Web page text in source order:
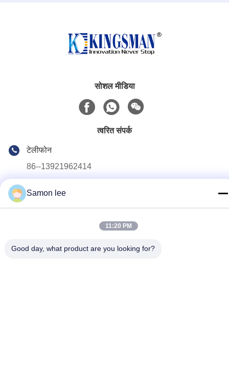
सोशल मीडिया
त्वरित संपर्क
टेलीफोन
86--13921962414
Samon lee
11:20 PM
Good day, what product are you looking for?